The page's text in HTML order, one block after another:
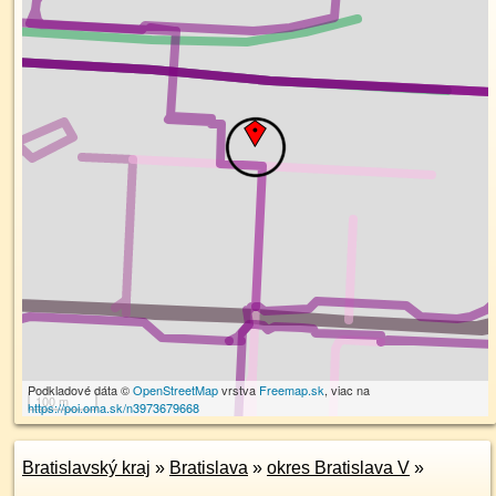
100 m
Podkladové dáta ©OpenStreetMapvrstva Freemap.sk, viac na
https://poi.oma.sk/n3973679668
Bratislavský kraj » Bratislava » okres Bratislava V »